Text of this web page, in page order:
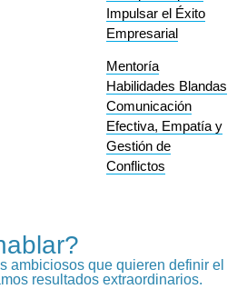
Impulsar el Éxito
Empresarial
Mentoría
Habilidades Blandas
Comunicación
Efectiva, Empatía y
Gestión de
Conflictos
ambiciosos que quieren definir el
resultados extraordinarios.